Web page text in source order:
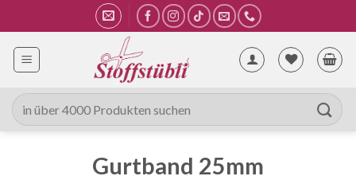
Inhalt
springen
Suche
nach:
Gurtband 25mm